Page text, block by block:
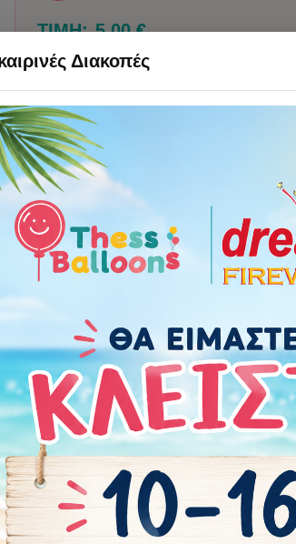
ΤΙΜΗ: 5,00 €
Χαρακτηριστικά Οδηγίες Προφύλαξης
Περιστάσεις:
Διακοπές